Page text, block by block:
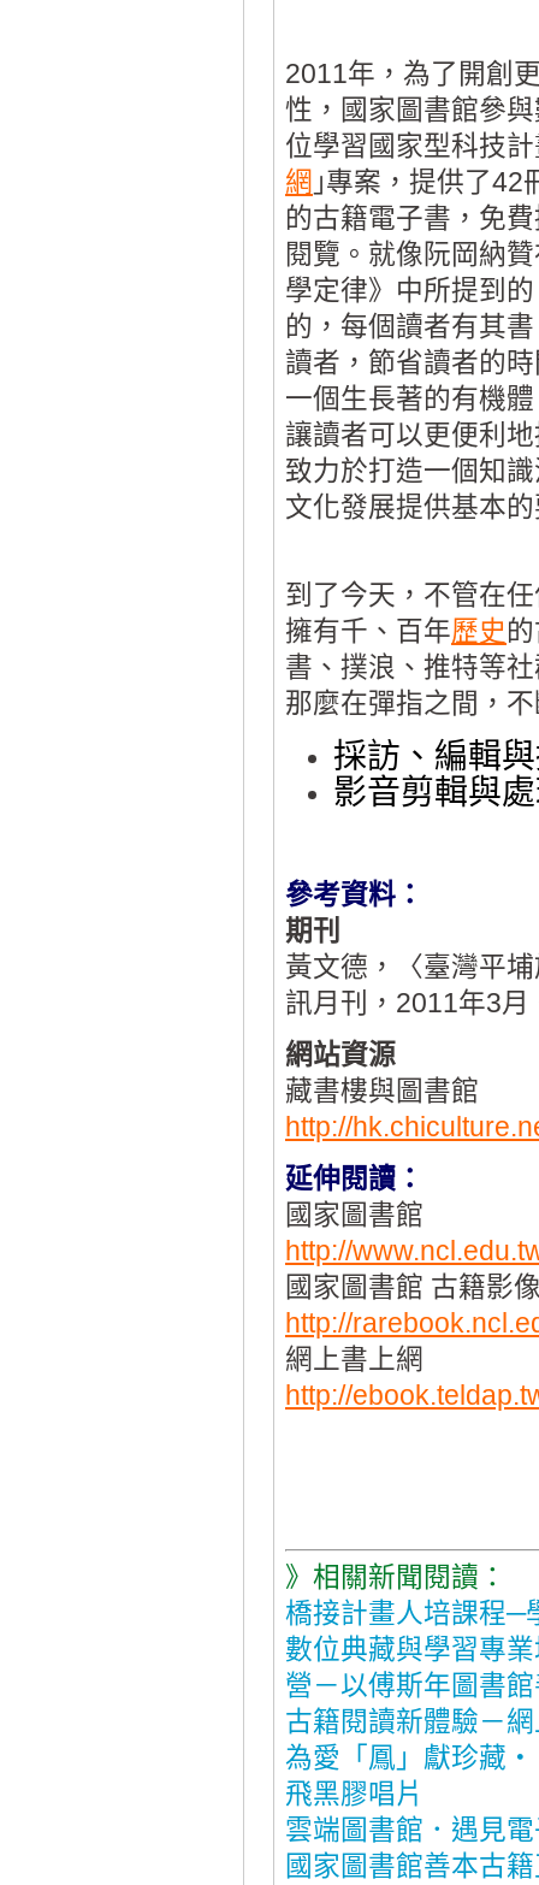
2011年，為了開創
性，國家圖書館參
位學習國家型科技計
網 ｣專案，提供了42
的古籍電子書，免
閱覽。就像阮岡納
學定律》中所提到
的，每個讀者有其
讀者，節省讀者的
一個生長著的有機
讓讀者可以更便利
致力於打造一個知
文化發展提供基本
到了今天，不管在
擁有千、百年歷史
書、撲浪、推特等
那麼在彈指之間，
採訪、編輯
影音剪輯與
參考資料：
期刊
黃文德，〈臺灣平
訊月刊，2011年3月
網站資源
藏書樓與圖書館
http://
延伸閱讀：
國家圖書館
http://
國家圖書館 古籍影
http://
網上書上網
http://
》相關新聞閱讀：
橋接計畫人培課程─
數位典藏與學習專
營－以傅斯年圖書
古籍閱讀新體驗－
為愛「鳳」獻珍藏‧
飛黑膠唱片
雲端圖書館．遇見
國家圖書館善本古